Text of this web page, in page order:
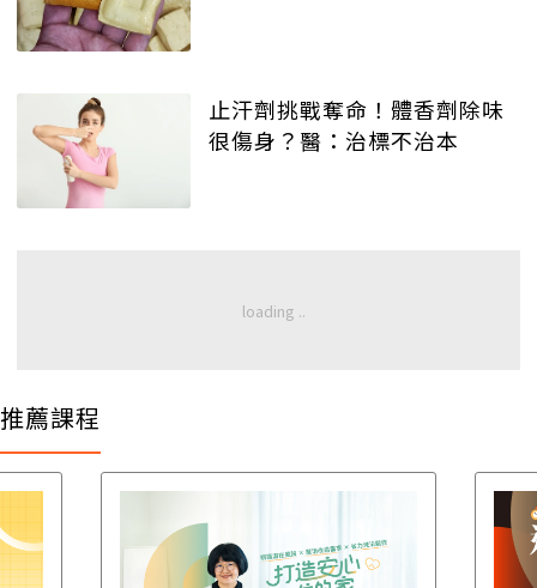
止汗劑挑戰奪命！體香劑除味
很傷身？醫：治標不治本
推薦課程